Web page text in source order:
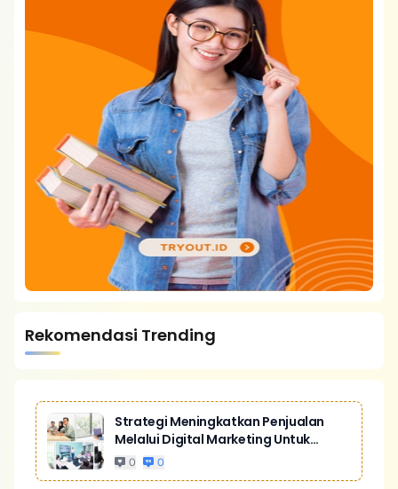
Rekomendasi Trending
Strategi Meningkatkan Penjualan
Melalui Digital Marketing Untuk
Bisnis Yang Lebih Kompetitif
0 0